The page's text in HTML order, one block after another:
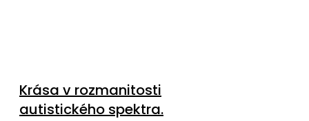
Krása v rozmanitosti
autistického spektra.